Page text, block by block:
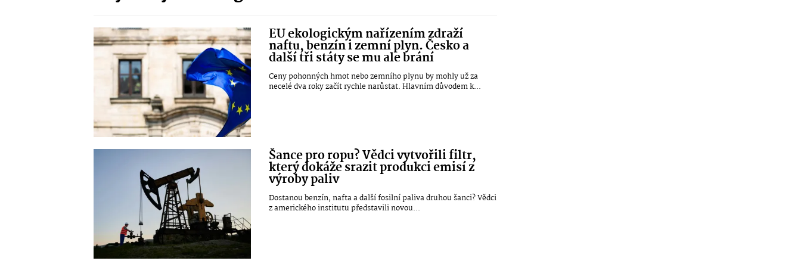
EU ekologickým nařízením zdraží
naftu, benzín i zemní plyn. Česko a
další tři státy se mu ale brání
Ceny pohonných hmot nebo zemního plynu by mohly už za
necelé dva roky začít rychle narůstat. Hlavním důvodem k...
Šance pro ropu? Vědci vytvořili filtr,
který dokáže srazit produkci emisí z
výroby paliv
Dostanou benzín, nafta a další fosilní paliva druhou šanci? Vědci
z amerického institutu představili novou...